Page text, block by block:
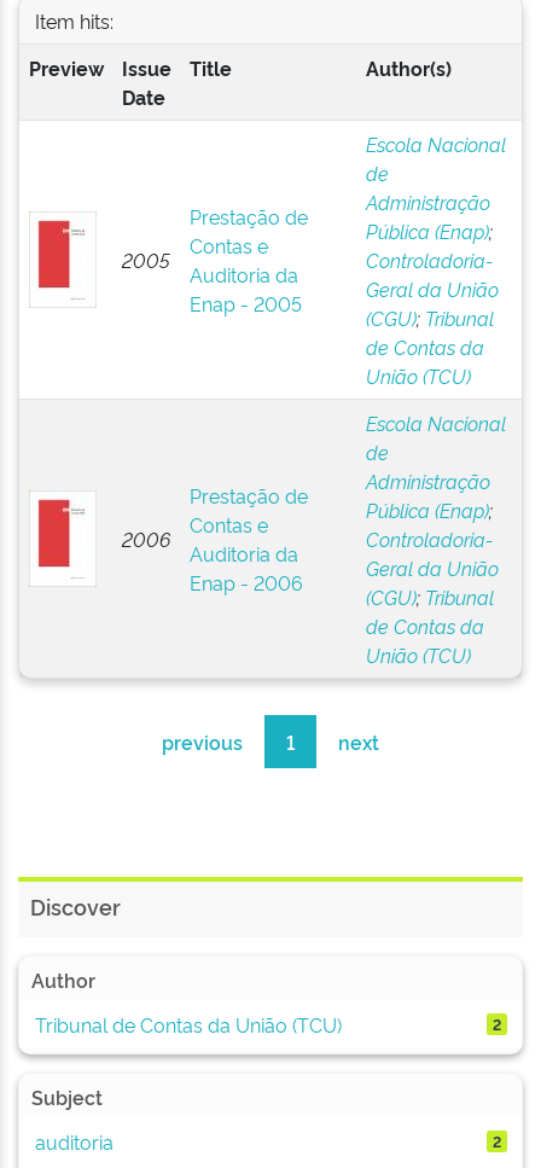
Item hits:
Preview
Issue
Date
Title Author(s)
2005
Prestação de
Contas e
Auditoria da
Enap - 2005
Escola Nacional
de
Administração
Pública (Enap);
Controladoria-
Geral da União
(CGU); Tribunal
de Contas da
União (TCU)
2006
Prestação de
Contas e
Auditoria da
Enap - 2006
Escola Nacional
de
Administração
Pública (Enap);
Controladoria-
Geral da União
(CGU); Tribunal
de Contas da
União (TCU)
previous 1 next
Discover
Author
Tribunal de Contas da União (TCU)
2
Subject
auditoria
2